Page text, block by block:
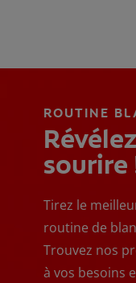
ROUTINE
sourire
Tirez le
routine de
Trouvez nos
à vos besoins